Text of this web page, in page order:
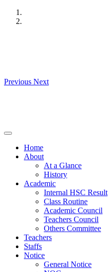
Skip
Previous Next
Home
About
At a Glance
History
Academic
Internal HSC Result
Class Routine
Academic Council
Teachers Council
Others Committee
Teachers
Staffs
Notice
General Notice